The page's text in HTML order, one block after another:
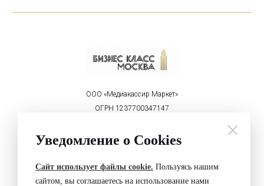
Уведомление о Cookies
Сайт использует файлы cookie. Пользуясь нашим
сайтом, вы соглашаетесь на использование нами
ООО «Медиакассир Маркет»
ОГРН 1237700347147
Реклама на портале:
+7 (495) 152-00-81
Политика конфиденциальности